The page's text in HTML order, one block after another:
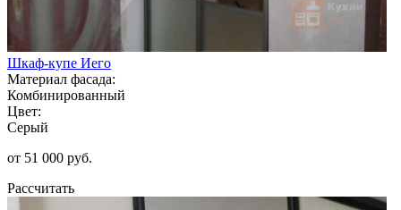
Шкаф-купе Иего
Материал фасада:
Комбинированный
Цвет:
Серый
от 51 000 руб.
Рассчитать